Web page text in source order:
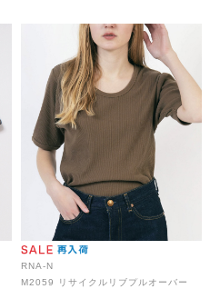
RNA-N
M2059 リサイクルリブプルオーバー